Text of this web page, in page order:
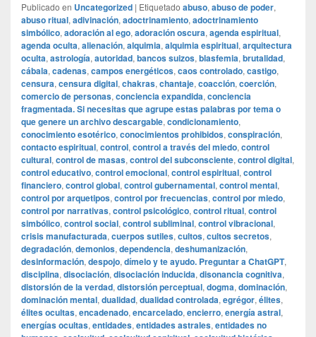
Publicado en Uncategorized | Etiquetado abuso, abuso de poder,
abuso ritual, adivinación, adoctrinamiento, adoctrinamiento
simbólico, adoración al ego, adoración oscura, agenda espiritual,
agenda oculta, alienación, alquimia, alquimia espiritual, arquitectura
oculta, astrología, autoridad, bancos suizos, blasfemia, brutalidad,
cábala, cadenas, campos energéticos, caos controlado, castigo,
censura, censura digital, chakras, chantaje, coacción, coerción,
comercio de personas, conciencia expandida, conciencia
fragmentada. Si necesitas que agrupe estas palabras por tema o
que genere un archivo descargable, condicionamiento,
conocimiento esotérico, conocimientos prohibidos, conspiración,
contacto espiritual, control, control a través del miedo, control
cultural, control de masas, control del subconsciente, control digital,
control educativo, control emocional, control espiritual, control
financiero, control global, control gubernamental, control mental,
control por arquetipos, control por frecuencias, control por miedo,
control por narrativas, control psicológico, control ritual, control
simbólico, control social, control subliminal, control vibracional,
crisis manufacturada, cuerpos sutiles, cultos, cultos secretos,
degradación, demonios, dependencia, deshumanización,
desinformación, despojo, dímelo y te ayudo. Preguntar a ChatGPT,
disciplina, disociación, disociación inducida, disonancia cognitiva,
distorsión de la verdad, distorsión perceptual, dogma, dominación,
dominación mental, dualidad, dualidad controlada, egrégor, élites,
élites ocultas, encadenado, encarcelado, encierro, energía astral,
energías ocultas, entidades, entidades astrales, entidades no